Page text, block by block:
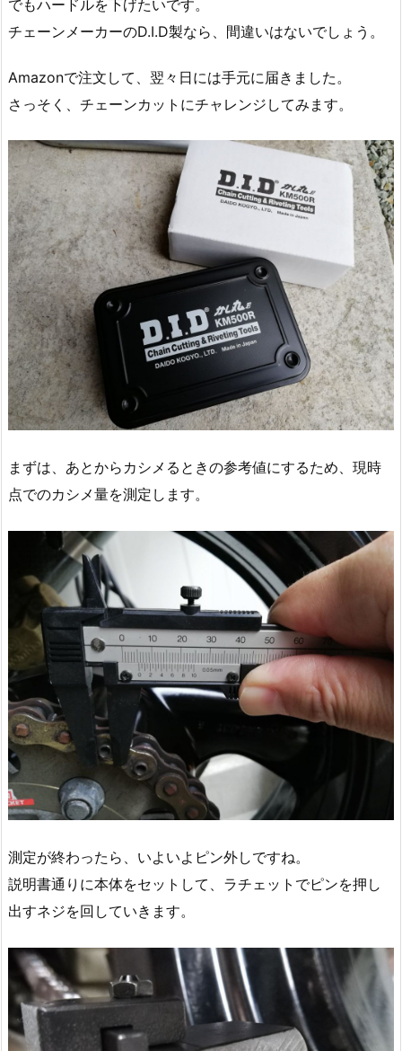
でもハードルを下げたいです。
チェーンメーカーのD.I.D製なら、間違いはないでしょう。
Amazonで注文して、翌々日には手元に届きました。
さっそく、チェーンカットにチャレンジしてみます。
まずは、あとからカシメるときの参考値にするため、現時
点でのカシメ量を測定します。
測定が終わったら、いよいよピン外しですね。
説明書通りに本体をセットして、ラチェットでピンを押し
出すネジを回していきます。